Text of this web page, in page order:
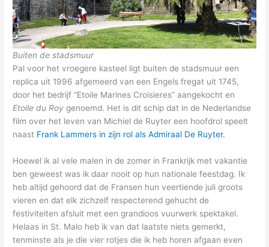
Buiten de stadsmuur
Pal voor het vroegere kasteel ligt buiten de stadsmuur een
replica uit 1996 afgemeerd van een Engels fregat uit 1745,
door het bedrijf “Etoile Marines Croisieres” aangekocht en
Etoile du Roy genoemd. Het is dit schip dat in de Nederlandse
film over het leven van Michiel de Ruyter een hoofdrol speelt
naast Frank Lammers in zijn rol als Admiraal De Ruyter.
Hoewel ik al vele malen in de zomer in Frankrijk met vakantie
ben geweest was ik daar nooit op hun nationale feestdag. Ik
heb altijd gehoord dat de Fransen hun veertiende juli groots
vieren en dat elk zichzelf respecterend gehucht de
festiviteiten afsluit met een grandioos vuurwerk spektakel.
Helaas in St. Malo heb ik van dat laatste niets gemerkt,
tenminste als je die vier rotjes die ik heb horen afgaan even